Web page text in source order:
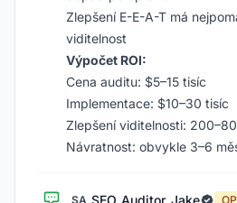
Zlepšení E-E-A-T má
viditelnost
Výpočet ROI:
Cena auditu: $5–15 tisíc
Implementace: $10–30 tisíc
Zlepšení viditelnosti:
Návratnost: obvykle 3–6
SA SEO_Auditor_Jake
OP